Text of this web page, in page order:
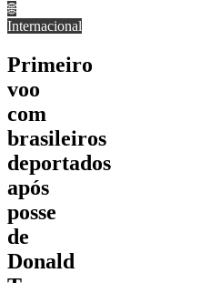
🌐
Internacional
Primeiro
voo
com
brasileiros
deportados
após
posse
de
Donald